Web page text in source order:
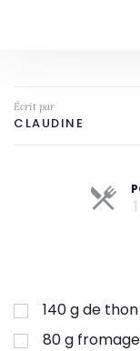
Écrit par
CLAUDINE
140g de
80g